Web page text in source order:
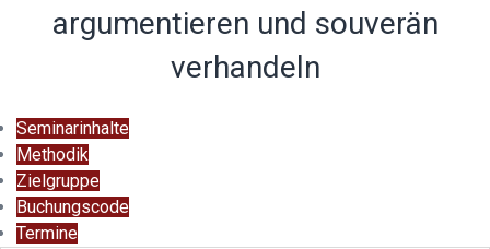
argumentieren und souverän
verhandeln
Seminarinhalte
Methodik
Zielgruppe
Buchungscode
Termine